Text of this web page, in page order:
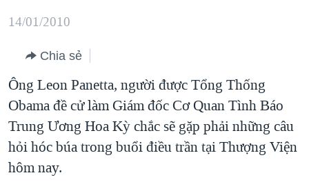
chính
hướng
chính
Đi
tới
"Tìm"
THẾ GIỚI
DIỄN ĐÀN
MỤC
TỰ DO BÁO CHÍ
VẠCH TRẦN TIN GIẢ
CHUYÊN ĐỀ
CHIẾN TRANH THƯƠNG MẠI CỦA MỸ: QUÁ KHỨ VÀ HIỆN
TẠI
HÀNH TRÌNH BẦU CỬ 2024
HỌC TIẾNG ANH
VIDEO
14/01/2010
Chia sẻ
Ông Leon Panetta, người được Tổng Thống
Obama đề cử làm Giám đốc Cơ Quan Tình Báo
Trung Ương Hoa Kỳ chắc sẽ gặp phải những câu
hỏi hóc búa trong buổi điều trần tại Thượng Viện
hôm nay.